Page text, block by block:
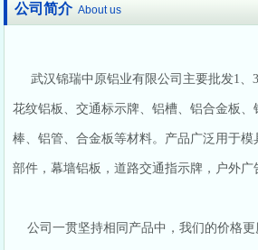
公司简介 About us
武汉锦瑞中原铝业有限公司主要批发1、3
花纹铝板、交通标示牌、铝槽、铝合金板、
棒、铝管、合金板等材料。产品广泛用于模
部件，幕墙铝板，道路交通指示牌，户外广
公司一贯坚持相同产品中，我们的价格更